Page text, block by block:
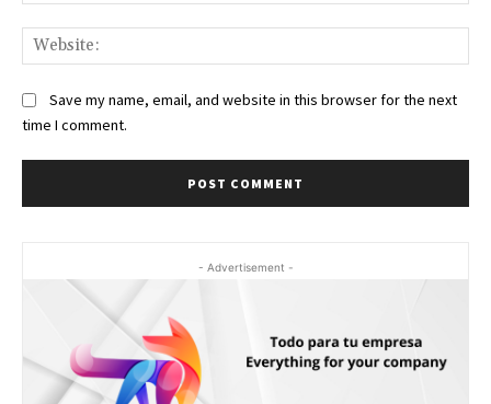
Save my name, email, and website in this browser for the next
time I comment.
- Advertisement -